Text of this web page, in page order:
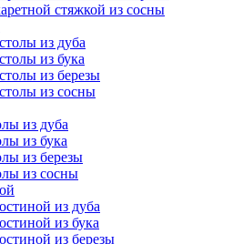
стяжкой из сосны
из дуба
из бука
из березы
из сосны
из дуба
из бука
из березы
из сосны
из дуба
из бука
из березы